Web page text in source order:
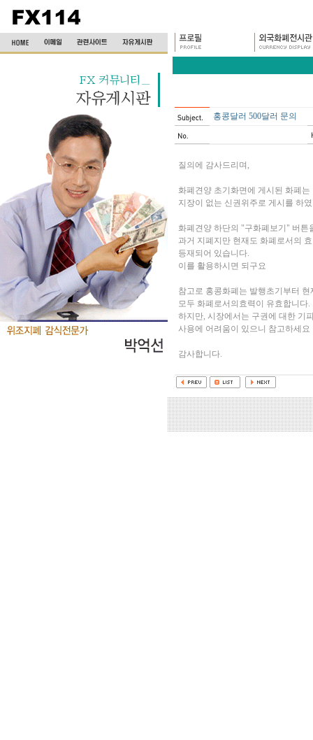
홍콩달러 500달러 문의
질의에 감사드리며,
화폐견양 초기화면에 게시된 화폐
지장이 없는 신권위주로 게시를 하
화폐견양 하단의 "구화폐보기" 버튼
과거 지폐지만 현재도 화폐로서의
등재되어 있습니다.
이를 활용하시면 되구요
참고로 홍콩화폐는 발행초기부터
모두 화폐로서의효력이 유효합니다.
하지만, 시장에서는 구권에 대한 기
사용에 어려움이 있으니 참고하세요
감사합니다.